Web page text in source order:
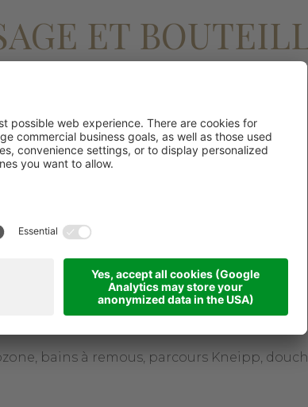
ET
AMIS
et plaisir
bains à remous, parcours Kneipp,